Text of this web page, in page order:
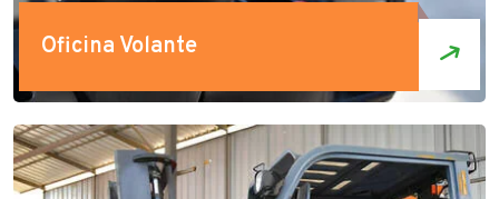
Oficina Volante